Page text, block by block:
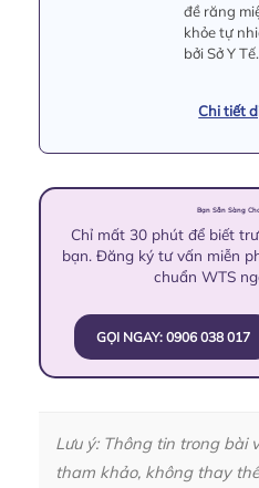
đề răng
khỏe tự
bởi Sở Y Tế.
Chi tiết
Bạn Sẵn Sàng Cho
Chỉ mất 30 phút để biết
bạn. Đăng ký tư vấn miễn
chuẩn WTS
GỌI NGAY: 0906 038 017
Lưu ý: Thông tin trong bài
tham khảo, không thay